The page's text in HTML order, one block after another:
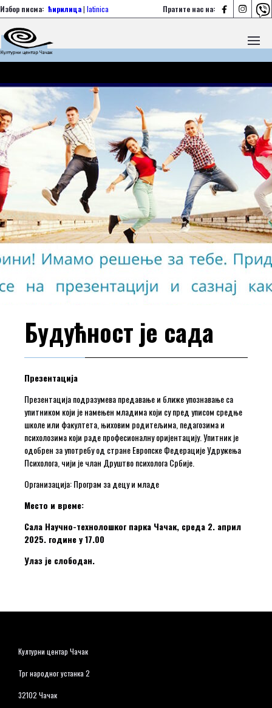
Пратите нас на:   
Избор писма: ћирилица| latinica
Будућност је сада
Презентација
Презентација подразумева предавање и ближе упознавање са
упитником који је намењен младима који су пред уписом средње
школе или факултета, њиховим родитељима, педагозима и
психолозима који раде професионалну оријентацију. Упитник је
одобрен за употребу од стране Европске Федерације Удружења
Психолога, чији је члан Друштво психолога Србије.
Организација: Програм за децу и младе
Место и време:
Сала Научно-технолошког парка Чачак, среда 2. април
2025. године у 17.00
Улаз је слободан.
Културни центар Чачак
Трг народног устанка 2
32102 Чачак